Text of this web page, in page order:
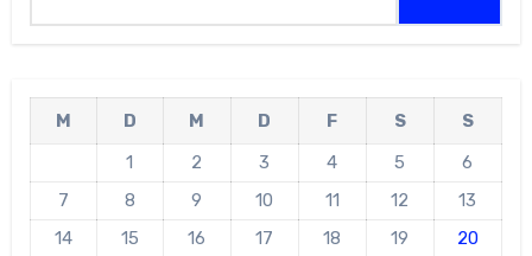
M D M D F S
S
1
2 3 4 5
6
7
8 9 10 11 12
13
14
15 16 17 18 19
20